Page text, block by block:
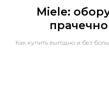
Miele:
Как купить выгодно и без